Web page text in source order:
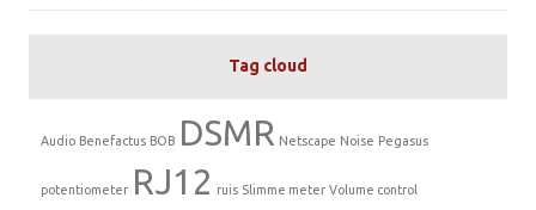
Tag cloud
Audio Benefactus BOB DSMR Netscape Noise Pegasus
potentiometer RJ12 ruis Slimme meter Volume control